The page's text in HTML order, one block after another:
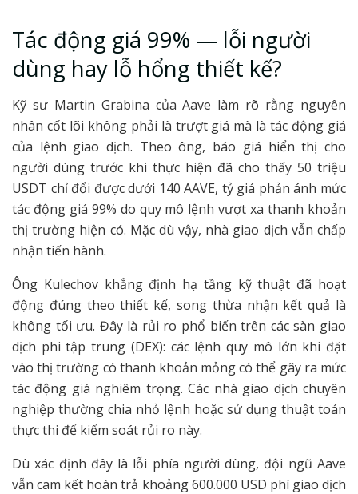
Tác động giá 99% — lỗi người
dùng hay lỗ hổng thiết kế?
Kỹ sư Martin Grabina của Aave làm rõ rằng nguyên
nhân cốt lõi không phải là trượt giá mà là tác động giá
của lệnh giao dịch. Theo ông, báo giá hiển thị cho
người dùng trước khi thực hiện đã cho thấy 50 triệu
USDT chỉ đổi được dưới 140 AAVE, tỷ giá phản ánh mức
tác động giá 99% do quy mô lệnh vượt xa thanh khoản
thị trường hiện có. Mặc dù vậy, nhà giao dịch vẫn chấp
nhận tiến hành.
Ông Kulechov khẳng định hạ tầng kỹ thuật đã hoạt
động đúng theo thiết kế, song thừa nhận kết quả là
không tối ưu. Đây là rủi ro phổ biến trên các sàn giao
dịch phi tập trung (DEX): các lệnh quy mô lớn khi đặt
vào thị trường có thanh khoản mỏng có thể gây ra mức
tác động giá nghiêm trọng. Các nhà giao dịch chuyên
nghiệp thường chia nhỏ lệnh hoặc sử dụng thuật toán
thực thi để kiểm soát rủi ro này.
Dù xác định đây là lỗi phía người dùng, đội ngũ Aave
vẫn cam kết hoàn trả khoảng 600.000 USD phí giao dịch